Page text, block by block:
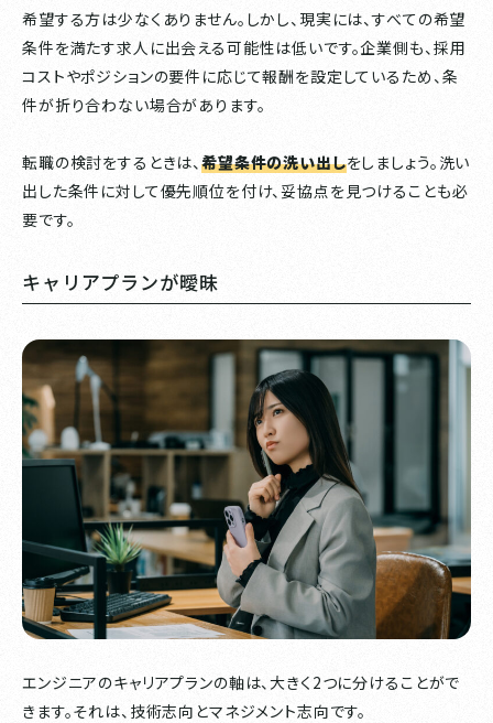
希望する方は少なくありません。しかし、現実には、すべての希望
条件を満たす求人に出会える可能性は低いです。企業側も、採用
コストやポジションの要件に応じて報酬を設定しているため、条
件が折り合わない場合があります。
転職の検討をするときは、希望条件の洗い出しをしましょう。洗い
出した条件に対して優先順位を付け、妥協点を見つけることも必
要です。
キャリアプランが曖昧
エンジニアのキャリアプランの軸は、大きく2つに分けることがで
きます。それは、技術志向とマネジメント志向です。